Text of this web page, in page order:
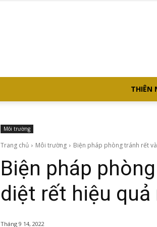
THIÊN
Môi trường
Trang chủ Môi trường Biện pháp phòng tránh rết
Biện pháp
diệt rết hiệu quả
Tháng 9 14, 2022